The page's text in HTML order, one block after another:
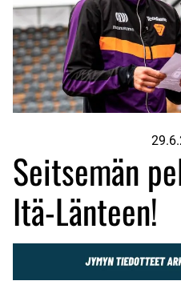
Seitsemän
Itä-Länteen!